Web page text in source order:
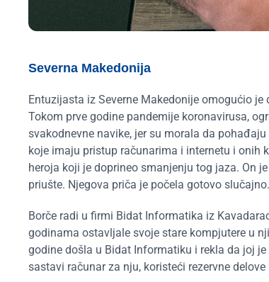
Severna Makedonija
Entuzijasta iz Severne Makedonije omogućio
Tokom prve godine pandemije koronavirusa,
svakodnevne navike, jer su morala da
koje imaju pristup računarima i internetu i onih
heroja koji je doprineo smanjenju tog jaza. On
priušte. Njegova priča je počela gotovo slučajno.
Borče radi u firmi Bidat Informatika iz
godinama ostavljale svoje stare kompjutere u
godine došla u Bidat Informatiku i rekla da joj
sastavi računar za nju, koristeći rezervne